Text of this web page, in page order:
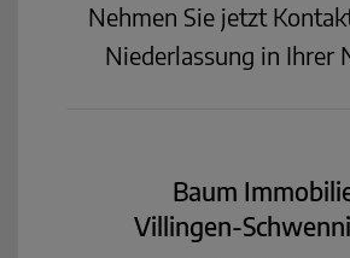
Nehmen Sie jetzt
Niederlassung in Ihrer
Baum
Villingen-